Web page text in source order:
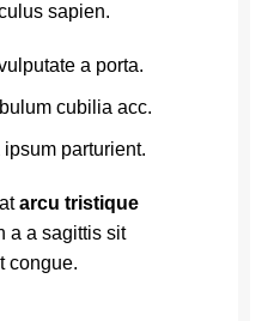
sapien.
a porta.
cubilia acc.
parturient.
arcu tristique
a a sagittis sit
congue.